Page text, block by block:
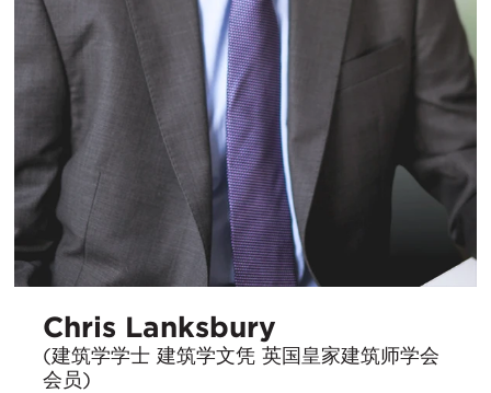
Chris Lanksbury
(建筑学学士 建筑学文凭 英国皇家建筑师学会
会员)